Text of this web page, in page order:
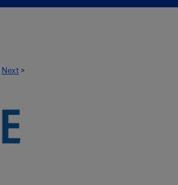
Next >